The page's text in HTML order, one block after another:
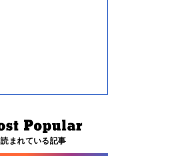
読まれている記事